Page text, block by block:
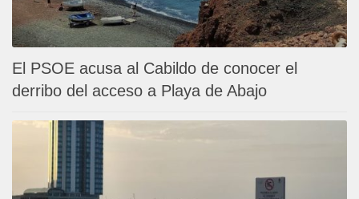
El PSOE acusa al Cabildo de conocer el
derribo del acceso a Playa de Abajo